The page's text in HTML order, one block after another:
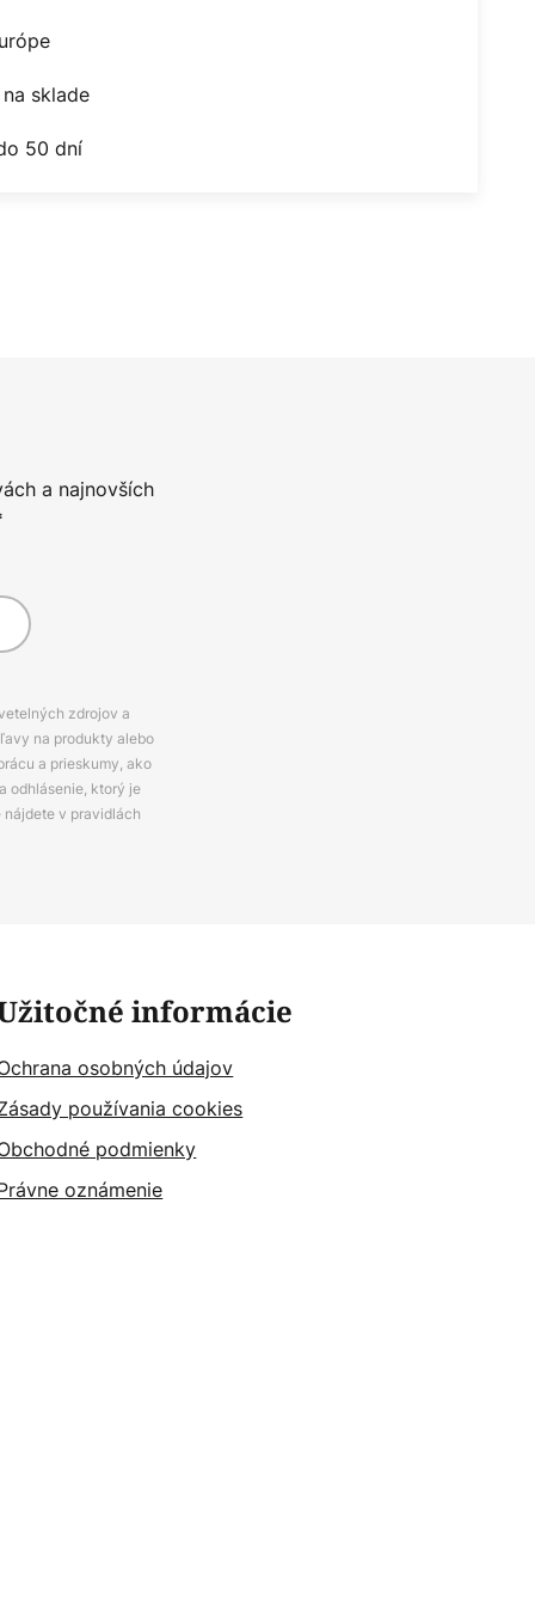
sklade
50 dní
a najnovších
zdrojov a
na produkty alebo
a prieskumy, ako
odhlásenie, ktorý je
v pravidlách
informácie
osobných údajov
používania cookies
podmienky
oznámenie